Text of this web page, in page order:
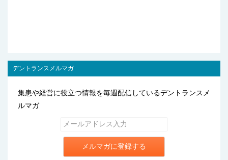
デントランスメルマガ
集患や経営に役立つ情報を毎週配信しているデントランスメ
ルマガ
メルマガに登録する